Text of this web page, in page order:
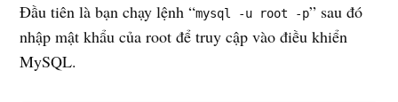
Đầu tiên là bạn chạy lệnh “mysql -u root -p” sau đó
nhập mật khẩu của root để truy cập vào điều khiển
MySQL.